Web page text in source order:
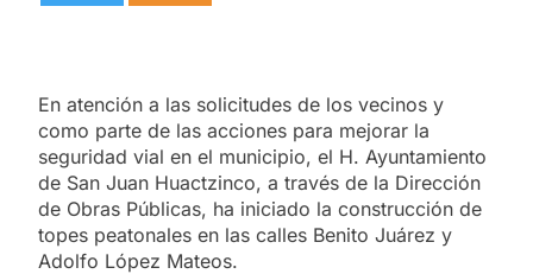
En atención a las solicitudes de los vecinos y
como parte de las acciones para mejorar la
seguridad vial en el municipio, el H. Ayuntamiento
de San Juan Huactzinco, a través de la Dirección
de Obras Públicas, ha iniciado la construcción de
topes peatonales en las calles Benito Juárez y
Adolfo López Mateos.